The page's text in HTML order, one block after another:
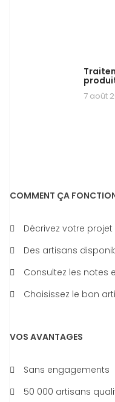
7 août
COMMENT ÇA
Décrivez votre projet
Des artisans
Consultez les notes
Choisissez le bon
VOS AVANTAGES
Sans engagements
50 000 artisans